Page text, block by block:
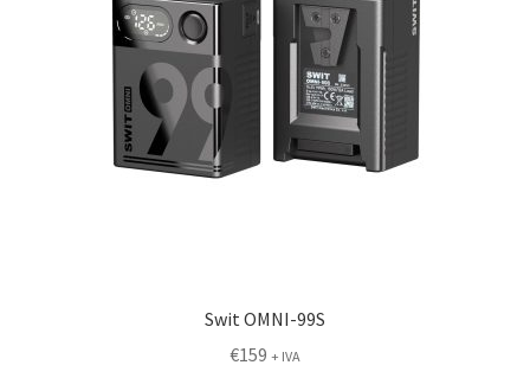
Swit OMNI-99S
€159 + IVA